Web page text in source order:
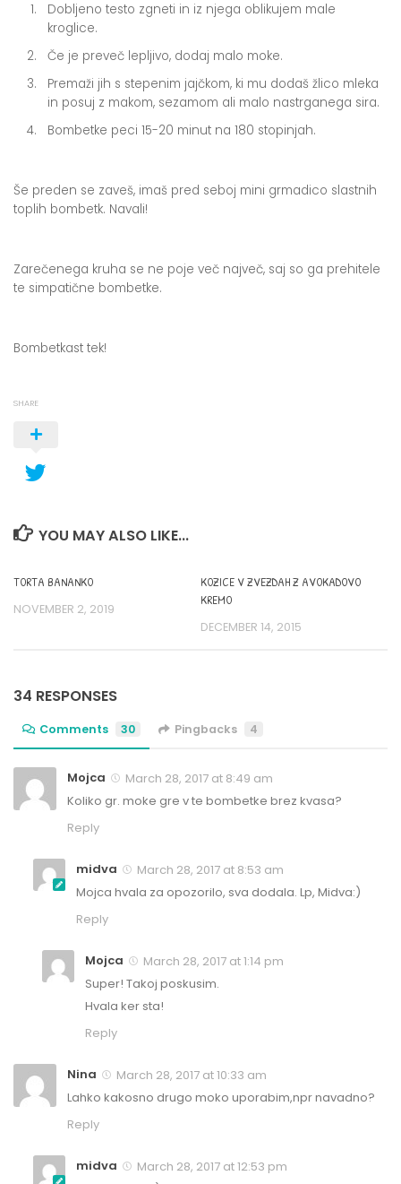
Dobljeno testo zgneti in iz njega oblikujem male
kroglice.
Če je preveč lepljivo, dodaj malo moke.
Premaži jih s stepenim jajčkom, ki mu dodaš žlico mleka
in posuj z makom, sezamom ali malo nastrganega sira.
Bombetke peci 15-20 minut na 180 stopinjah.
Še preden se zaveš, imaš pred seboj mini grmadico slastnih
toplih bombetk. Navali!
Zarečenega kruha se ne poje več največ, saj so ga prehitele
te simpatične bombetke.
Bombetkast tek!
SHARE
YOU MAY ALSO LIKE...
TORTA BANANKO
NOVEMBER 2, 2019
KOZICE V ZVEZDAH Z AVOKADOVO
KREMO
DECEMBER 14, 2015
34 RESPONSES
Comments 30 Pingbacks 4
Mojca
March 28, 2017 at 8:49 am
Koliko gr. moke gre v te bombetke brez kvasa?
Reply
midva
March 28, 2017 at 8:53 am
Mojca hvala za opozorilo, sva dodala. Lp, Midva:)
Reply
Mojca
March 28, 2017 at 1:14 pm
Super! Takoj poskusim.
Hvala ker sta!
Reply
Nina
March 28, 2017 at 10:33 am
Lahko kakosno drugo moko uporabim,npr navadno?
Reply
midva
March 28, 2017 at 12:53 pm